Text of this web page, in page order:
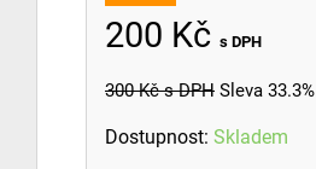
200 Kč s DPH
300 Kčs DPH Sleva 33.3%
Dostupnost: Skladem